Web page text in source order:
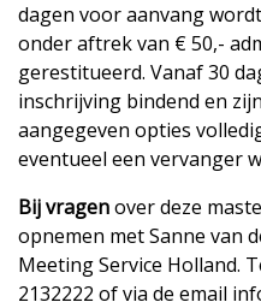
dagen voor aanvang
onder aftrek van € 50,-
gerestitueerd. Vanaf 30
inschrijving bindend en
aangegeven opties
eventueel een vervanger
Bij vragenover deze
opnemen met Sanne van
Meeting Service Holland.
2132222 of via de email